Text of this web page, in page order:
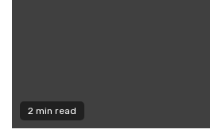
2 min read